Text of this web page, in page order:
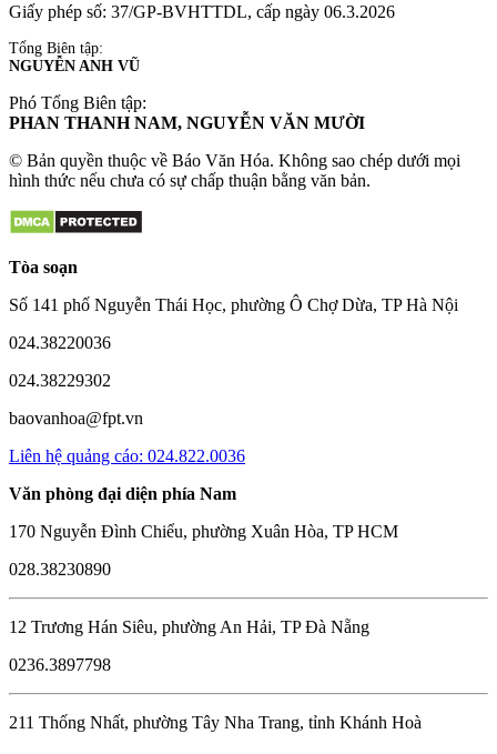
Giấy phép số: 37/GP-BVHTTDL, cấp ngày 06.3.2026
Tổng Biên tập:
NGUYỄN ANH VŨ
Phó Tổng Biên tập:
PHAN THANH NAM, NGUYỄN VĂN MƯỜI
© Bản quyền thuộc về Báo Văn Hóa. Không sao chép dưới mọi
hình thức nếu chưa có sự chấp thuận bằng văn bản.
Tòa soạn
Số 141 phố Nguyễn Thái Học, phường Ô Chợ Dừa, TP Hà Nội
024.38220036
024.38229302
baovanhoa@fpt.vn
Liên hệ quảng cáo: 024.822.0036
Văn phòng đại diện phía Nam
170 Nguyễn Đình Chiểu, phường Xuân Hòa, TP HCM
028.38230890
12 Trương Hán Siêu, phường An Hải, TP Đà Nẵng
0236.3897798
211 Thống Nhất, phường Tây Nha Trang, tỉnh Khánh Hoà